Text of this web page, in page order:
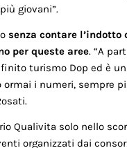
giovani”.
senza contare l’indotto
per queste aree. “A
turismo Dop ed è
ormai i numeri, sempre
Qualivita solo nello
organizzati dai